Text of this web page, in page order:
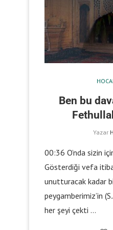
Ben bu
Yazar
00:36 O’nda sizin
Gösterdiği vefa
unutturacak kadar
peygamberimiz’in
her şeyi çekti …